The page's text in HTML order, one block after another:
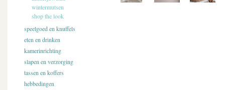
wintermutsen
shop the look
speelgoed en knuffels
eten en drinken
kamerinrichting
slapen en verzorging
tassen en koffers
hebbedingen